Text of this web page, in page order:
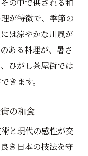
が特徴で、季節の
は涼やかな川風が
ある料理が、暑さ
ひがし茶屋街では
きます。
の和食
と現代の感性が交
き日本の技法を守